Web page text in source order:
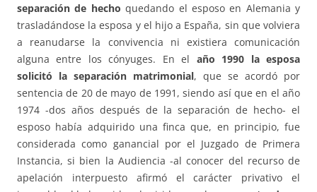
separación de hecho quedando el esposo en Alemania y
trasladándose la esposa y el hijo a España, sin que volviera
a reanudarse la convivencia ni existiera comunicación
alguna entre los cónyuges. En el año 1990 la esposa
solicitó la separación matrimonial, que se acordó por
sentencia de 20 de mayo de 1991, siendo así que en el año
1974 -dos años después de la separación de hecho- el
esposo había adquirido una finca que, en principio, fue
considerada como ganancial por el Juzgado de Primera
Instancia, si bien la Audiencia -al conocer del recurso de
apelación interpuesto afirmó el carácter privativo el